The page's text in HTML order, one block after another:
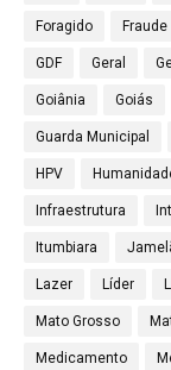
Foragido Fraude
GDF Geral
Goiânia Goiás
Guarda Municipal
HPV
Infraestrutura
Itumbiara
Lazer Líder
Mato Grosso
Medicamento